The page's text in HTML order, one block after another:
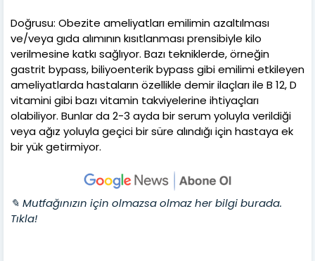
Doğrusu: Obezite ameliyatları emilimin azaltılması
ve/veya gıda alımının kısıtlanması prensibiyle kilo
verilmesine katkı sağlıyor. Bazı tekniklerde, örneğin
gastrit bypass, biliyoenterik bypass gibi emilimi etkileyen
ameliyatlarda hastaların özellikle demir ilaçları ile B 12, D
vitamini gibi bazı vitamin takviyelerine ihtiyaçları
olabiliyor. Bunlar da 2-3 ayda bir serum yoluyla verildiği
veya ağız yoluyla geçici bir süre alındığı için hastaya ek
bir yük getirmiyor.
✎ Mutfağınızın için olmazsa olmaz her bilgi burada.
Tıkla!